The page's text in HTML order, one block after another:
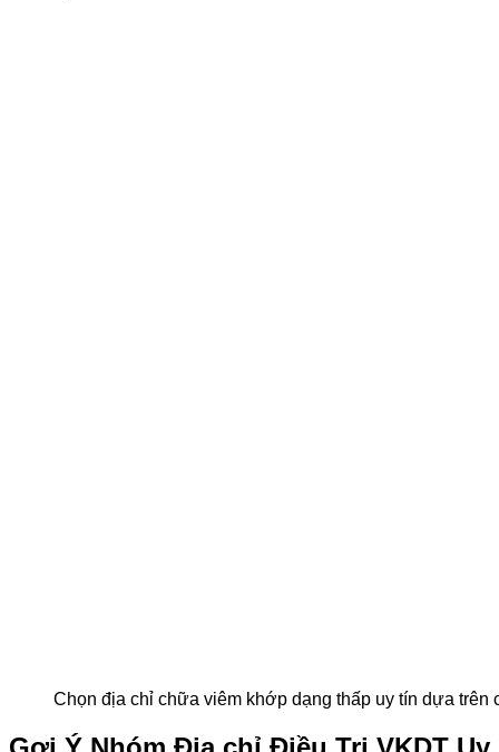
Chọn địa chỉ chữa viêm khớp dạng thấp uy tín dựa trên